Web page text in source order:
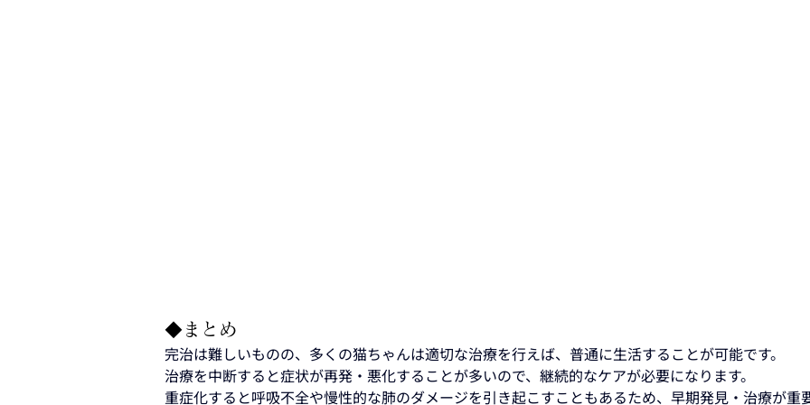
◆まとめ
完治は難しいものの、多くの猫ちゃんは適切な治療を行えば、普通に生活することが可能です。
治療を中断すると症状が再発・悪化することが多いので、継続的なケアが必要になります。
重症化すると呼吸不全や慢性的な肺のダメージを引き起こすこともあるため、早期発見・治療が重